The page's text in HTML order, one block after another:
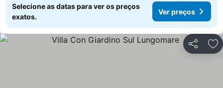
Selecione as datas para ver os preços
exatos.
Ver preços
Partilhar